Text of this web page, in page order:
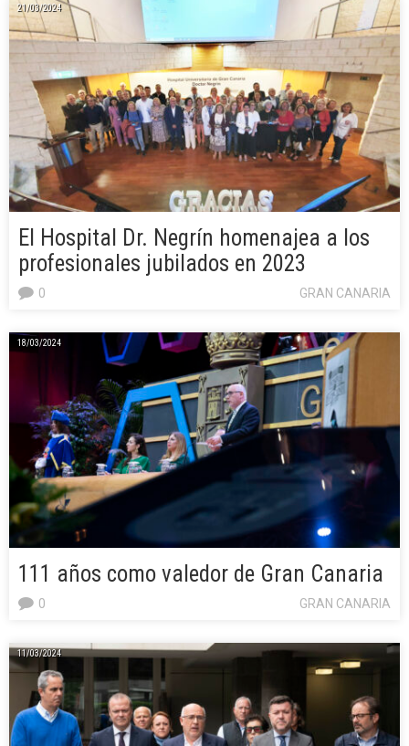
21/03/2024
El Hospital Dr. Negrín homenajea a los
profesionales jubilados en 2023
GRAN CANARIA
0
18/03/2024
111 años como valedor de Gran Canaria
GRAN CANARIA
0
11/03/2024